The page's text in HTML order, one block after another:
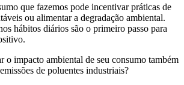
que fazemos pode incentivar práticas de
ou alimentar a degradação ambiental.
hábitos diários são o primeiro passo para
o impacto ambiental de seu consumo também
de poluentes industriais?